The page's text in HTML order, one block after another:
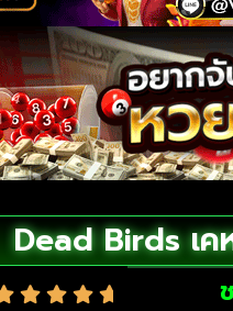
Dead Birds เ